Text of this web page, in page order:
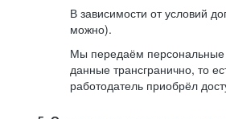
В зависимости от условий
можно).
Мы передаём персональные
данные трансгранично, то
работодатель приобрёл